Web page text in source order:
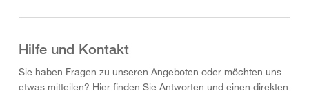
Hilfe und Kontakt
Sie haben Fragen zu unseren Angeboten oder möchten uns
etwas mitteilen? Hier finden Sie Antworten und einen direkten